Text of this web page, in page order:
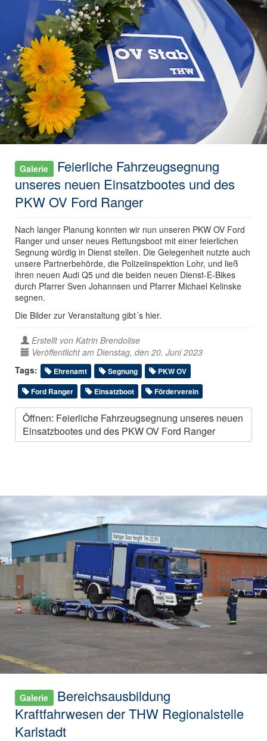
Galerie
Feierliche Fahrzeugsegnung
unseres neuen Einsatzbootes und des
PKW OV Ford Ranger
Nach langer Planung konnten wir nun unseren PKW OV Ford
Ranger und unser neues Rettungsboot mit einer feierlichen
Segnung würdig in Dienst stellen. Die Gelegenheit nutzte auch
unsere Partnerbehörde, die Polizeiinspektion Lohr, und ließ
ihren neuen Audi Q5 und die beiden neuen Dienst-E-Bikes
durch Pfarrer Sven Johannsen und Pfarrer Michael Kelinske
segnen.
Die Bilder zur Veranstaltung gibt´s hier.
Erstellt von Katrin Brendolise
Veröffentlicht am Dienstag, den 20. Juni 2023
Tags:
Ehrenamt Segnung
PKW OV
Ford Ranger
Einsatzboot Förderverein
Öffnen: Feierliche Fahrzeugsegnung unseres neuen
Einsatzbootes und des PKW OV Ford Ranger
Galerie
Bereichsausbildung
Kraftfahrwesen der THW Regionalstelle
Karlstadt